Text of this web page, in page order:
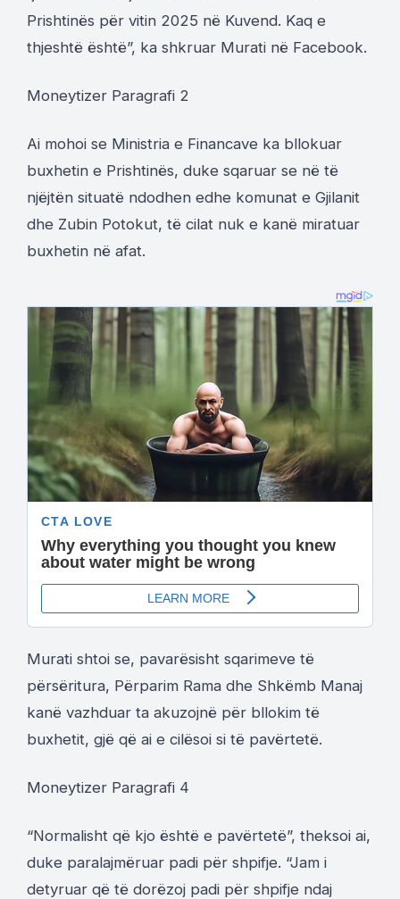
Prishtinës për vitin 2025 në Kuvend. Kaq e
thjeshtë është”, ka shkruar Murati në Facebook.
Moneytizer Paragrafi 2
Ai mohoi se Ministria e Financave ka bllokuar
buxhetin e Prishtinës, duke sqaruar se në të
njëjtën situatë ndodhen edhe komunat e Gjilanit
dhe Zubin Potokut, të cilat nuk e kanë miratuar
buxhetin në afat.
Murati shtoi se, pavarësisht sqarimeve të
përsëritura, Përparim Rama dhe Shkëmb Manaj
kanë vazhduar ta akuzojnë për bllokim të
buxhetit, gjë që ai e cilësoi si të pavërtetë.
Moneytizer Paragrafi 4
“Normalisht që kjo është e pavërtetë”, theksoi ai,
duke paralajmëruar padi për shpifje. “Jam i
detyruar që të dorëzoj padi për shpifje ndaj